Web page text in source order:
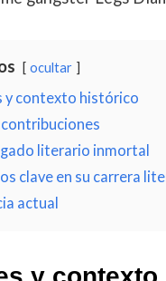
ocultar
y contexto histórico
literario inmortal
clave en su carrera
actual